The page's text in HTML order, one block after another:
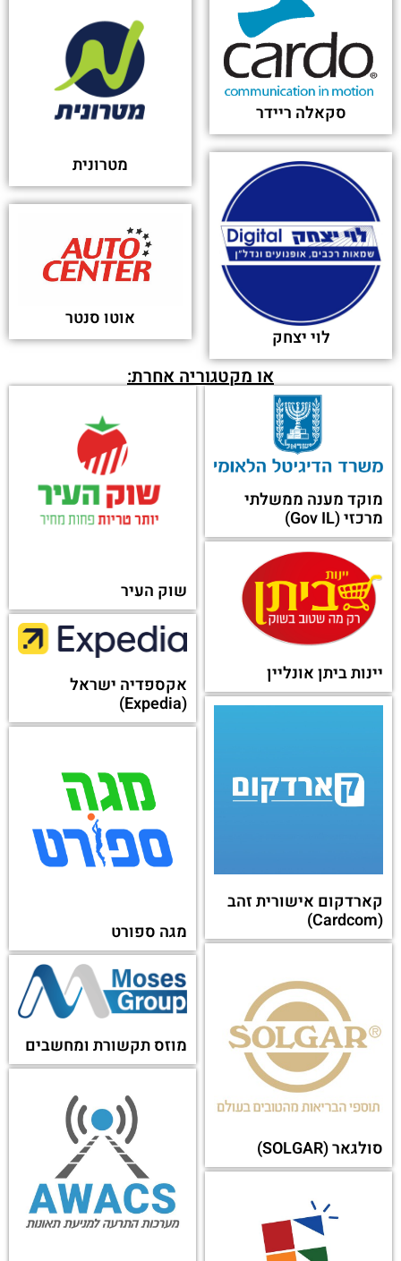
סקאלה ריידר
מטרונית
לוי יצחק
אוטו סנטר
או מקטגוריה אחרת:
מוקד מענה ממשלתי
מרכזי (Gov IL)
שוק העיר
יינות ביתן אונליין אקספדיה ישראל
(Expedia)
קארדקום אישורית זהב
(Cardcom) מגה ספורט
סולגאר (SOLGAR)
מוזס תקשורת ומחשבים